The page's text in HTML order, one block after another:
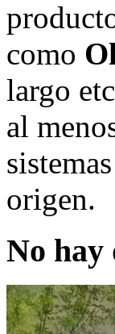
como
largo
al
origen.
No hay